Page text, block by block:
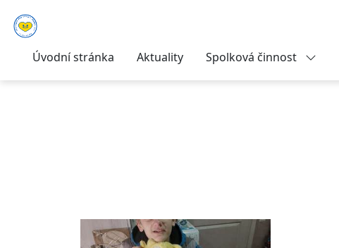
Úvodní stránka Aktuality Spolková činnost